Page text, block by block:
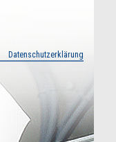
Datenschutzerklärung